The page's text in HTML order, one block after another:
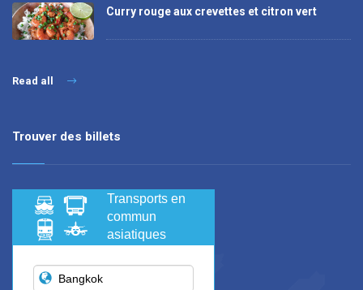
Curry rouge aux crevettes et citron vert
Read all
Trouver des billets
Transports en
commun
asiatiques